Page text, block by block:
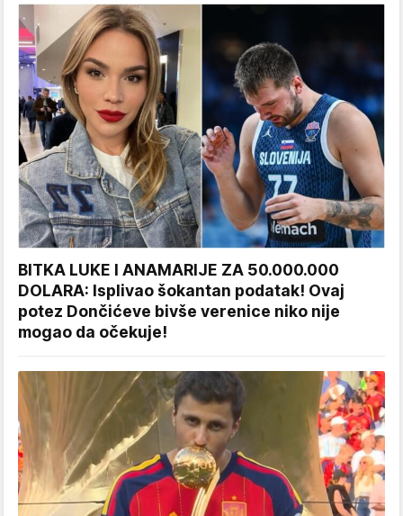
BITKA LUKE I ANAMARIJE ZA 50.000.000
DOLARA: Isplivao šokantan podatak! Ovaj
potez Dončićeve bivše verenice niko nije
mogao da očekuje!